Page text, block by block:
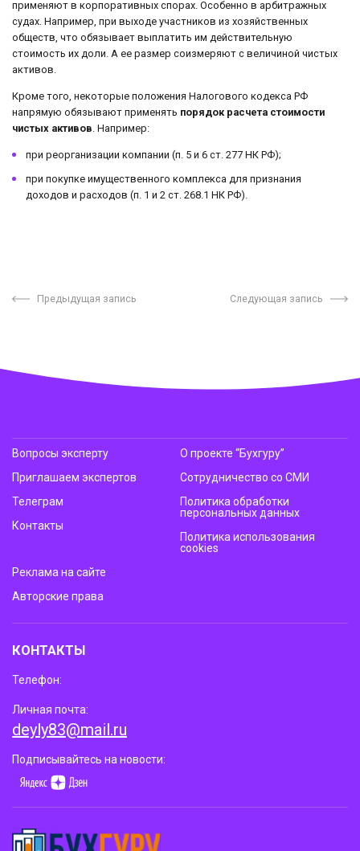
применяют в корпоративных спорах. Особенно в арбитражных
судах. Например, при выходе участников из хозяйственных
обществ, что обязывает выплатить им действительную
стоимость их доли. А ее размер соизмеряют с величиной чистых
активов.
Кроме того, некоторые положения Налогового кодекса РФ
напрямую обязывают применять порядок расчета стоимости
чистых активов . Например:
при реорганизации компании (п. 5 и 6 ст. 277 НК РФ);
при покупке имущественного комплекса для признания
доходов и расходов (п. 1 и 2 ст. 268.1 НК РФ).
Предыдущая запись Следующая запись
Вопросы эксперту
Приглашаем экспертов
Телеграм
Контакты
О проекте “Бухгуру”
Сотрудничество со СМИ
Политика обработки
персональных данных
Политика использования
cookies
Реклама на сайте
Авторские права
КОНТАКТЫ
Телефон:
Личная почта:
deyly83@mail.ru
Подписывайтесь на новости: